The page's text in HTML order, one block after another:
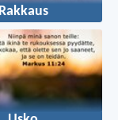
Rakkaus